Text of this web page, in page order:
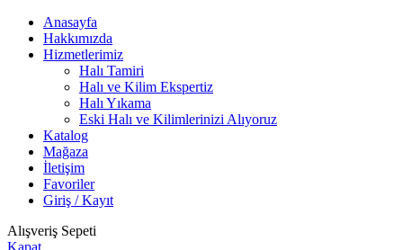
Anasayfa
Hakkımızda
Hizmetlerimiz
Halı Tamiri
Halı ve Kilim Ekspertiz
Halı Yıkama
Eski Halı ve Kilimlerinizi Alıyoruz
Katalog
Mağaza
İletişim
Favoriler
Giriş / Kayıt
Alışveriş Sepeti
Kapat